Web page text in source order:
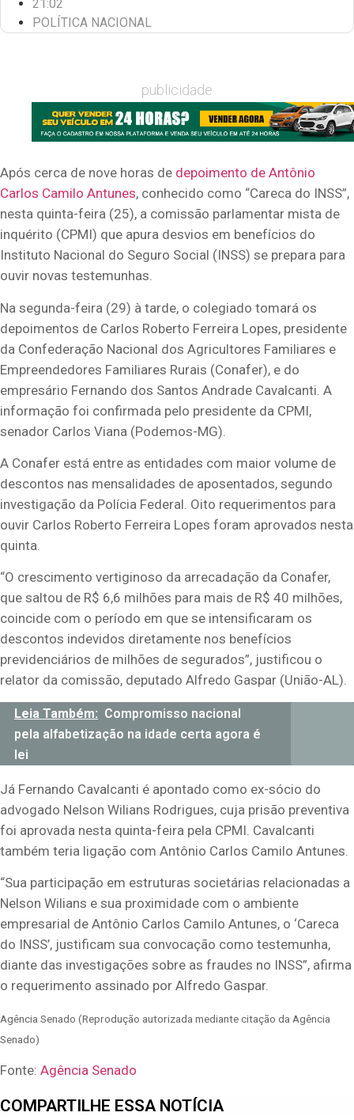
21:02
POLÍTICA NACIONAL
publicidade
Após cerca de nove horas de depoimento de Antônio
Carlos Camilo Antunes, conhecido como “Careca do INSS”,
nesta quinta-feira (25), a comissão parlamentar mista de
inquérito (CPMI) que apura desvios em benefícios do
Instituto Nacional do Seguro Social (INSS) se prepara para
ouvir novas testemunhas.
Na segunda-feira (29) à tarde, o colegiado tomará os
depoimentos de Carlos Roberto Ferreira Lopes, presidente
da Confederação Nacional dos Agricultores Familiares e
Empreendedores Familiares Rurais (Conafer), e do
empresário Fernando dos Santos Andrade Cavalcanti. A
informação foi confirmada pelo presidente da CPMI,
senador Carlos Viana (Podemos-MG).
A Conafer está entre as entidades com maior volume de
descontos nas mensalidades de aposentados, segundo
investigação da Polícia Federal. Oito requerimentos para
ouvir Carlos Roberto Ferreira Lopes foram aprovados nesta
quinta.
“O crescimento vertiginoso da arrecadação da Conafer,
que saltou de R$ 6,6 milhões para mais de R$ 40 milhões,
coincide com o período em que se intensificaram os
descontos indevidos diretamente nos benefícios
previdenciários de milhões de segurados”, justificou o
relator da comissão, deputado Alfredo Gaspar (União-AL).
Leia Também: Compromisso nacional
pela alfabetização na idade certa agora é
lei
Já Fernando Cavalcanti é apontado como ex-sócio do
advogado Nelson Wilians Rodrigues, cuja prisão preventiva
foi aprovada nesta quinta-feira pela CPMI. Cavalcanti
também teria ligação com Antônio Carlos Camilo Antunes.
“Sua participação em estruturas societárias relacionadas a
Nelson Wilians e sua proximidade com o ambiente
empresarial de Antônio Carlos Camilo Antunes, o ‘Careca
do INSS’, justificam sua convocação como testemunha,
diante das investigações sobre as fraudes no INSS”, afirma
o requerimento assinado por Alfredo Gaspar.
Agência Senado (Reprodução autorizada mediante citação da Agência
Senado)
Fonte: Agência Senado
COMPARTILHE ESSA NOTÍCIA